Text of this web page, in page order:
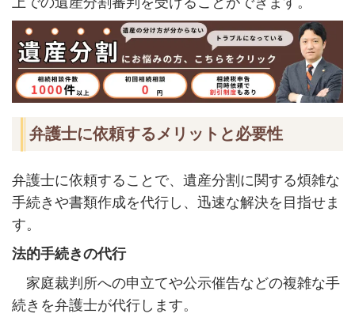
弁護士に依頼するメリットと必要性
弁護士に依頼することで、遺産分割に関する煩雑な
手続きや書類作成を代行し、迅速な解決を目指せま
す。
法的手続きの代行
家庭裁判所への申立てや公示催告などの複雑な手
続きを弁護士が代行します。